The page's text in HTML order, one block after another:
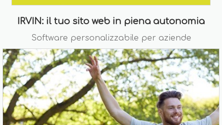
IRVIN: il tuo sito web in piena autonomia
Software personalizzabile per aziende